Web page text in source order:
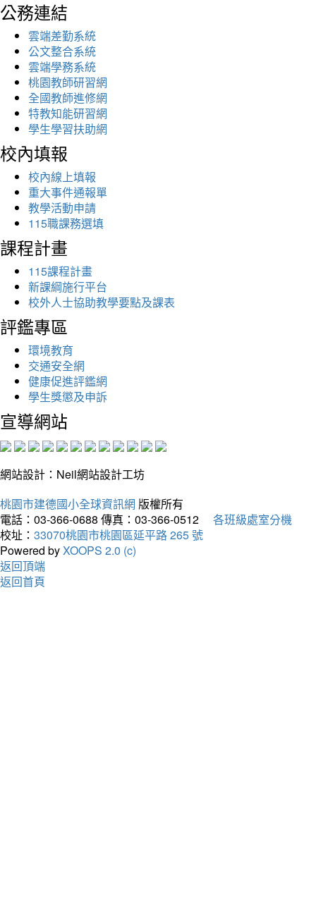
公務連結
雲端差勤系統
公文整合系統
雲端學務系統
桃園教師研習網
全國教師進修網
特教知能研習網
學生學習扶助網
校內填報
校內線上填報
重大事件通報單
教學活動申請
115職課務選填
課程計畫
115課程計畫
新課綱施行平台
校外人士協助教學要點及課表
評鑑專區
環境教育
交通安全網
健康促進評鑑網
學生獎懲及申訴
宣導網站
網站設計：Neil網站設計工坊
桃園市建德國小全球資訊網 版權所有
電話：03-366-0688 傳真：03-366-0512
各班級處室分機
校址： 33070桃園市桃園區延平路 265 號
Powered byXOOPS 2.0 (c)
返回頂端
返回首頁